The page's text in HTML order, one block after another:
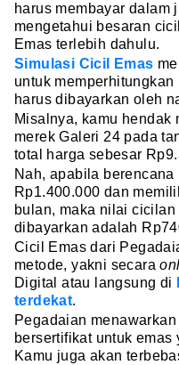
harus membayar dalam
mengetahui besaran
Emas terlebih dahulu.
Simulasi Cicil Emas
untuk
harus dibayarkan oleh
Misalnya, kamu hendak
merek Galeri 24 pada
total harga sebesar
Nah, apabila
Rp1.400.000 dan
bulan, maka nilai
dibayarkan adalah
Cicil Emas dari
metode, yakni secara
Digital atau langsung di
terdekat.
Pegadaian
bersertifikat untuk
Kamu juga akan